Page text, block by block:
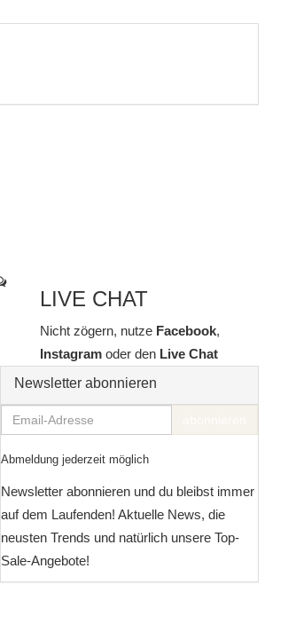
LIVE CHAT
Nicht zögern, nutze Facebook,
Instagram oder denLive Chat
Newsletter abonnieren
Email-
Adresse
Abmeldung jederzeit möglich
Newsletter abonnieren und du bleibst immer
auf dem Laufenden! Aktuelle News, die
neusten Trends und natürlich unsere Top-
Sale-Angebote!